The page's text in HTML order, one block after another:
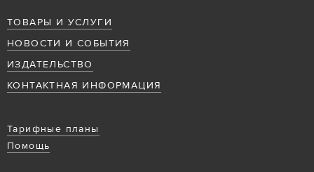
ТОВАРЫ И УСЛУГИ
НОВОСТИ И СОБЫТИЯ
ИЗДАТЕЛЬСТВО
КОНТАКТНАЯ ИНФОРМАЦИЯ
Тарифные планы
Помощь